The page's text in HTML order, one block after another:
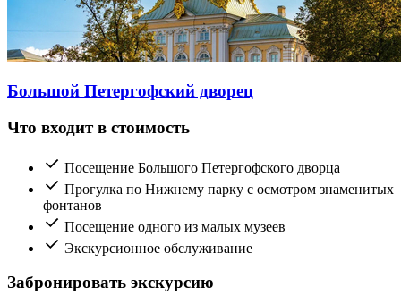
Большой Петергофский дворец
Что входит в стоимость
Посещение Большого Петергофского дворца
Прогулка по Нижнему парку с осмотром знаменитых
фонтанов
Посещение одного из малых музеев
Экскурсионное обслуживание
Забронировать экскурсию